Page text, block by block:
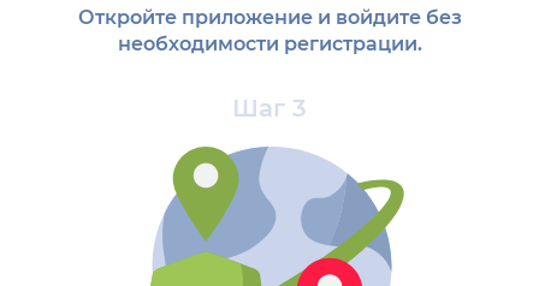
Откройте приложение и войдите без
необходимости регистрации.
Шаг 3